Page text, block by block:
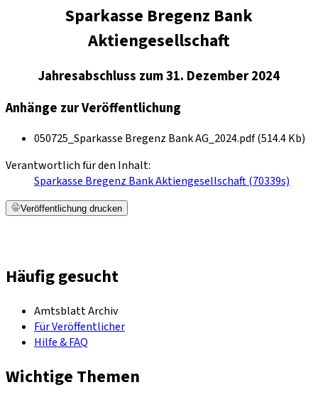
Sparkasse Bregenz Bank
Aktiengesellschaft
Jahresabschluss zum 31. Dezember 2024
Anhänge zur Veröffentlichung
050725_Sparkasse Bregenz Bank AG_2024.pdf (514.4 Kb)
Verantwortlich für den Inhalt:
Sparkasse Bregenz Bank Aktiengesellschaft (70339s)
Veröffentlichung drucken
Häufig gesucht
Amtsblatt Archiv
Für Veröffentlicher
Hilfe & FAQ
Wichtige Themen